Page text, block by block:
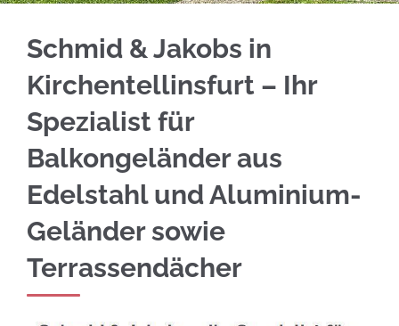
Schmid & Jakobs in
Kirchentellinsfurt – Ihr
Spezialist für
Balkongeländer aus
Edelstahl und Aluminium-
Geländer sowie
Terrassendächer